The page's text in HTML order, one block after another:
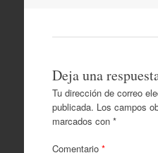
Deja una
Tu dirección de correo
publicada. Los campos
marcados con *
Comentario *